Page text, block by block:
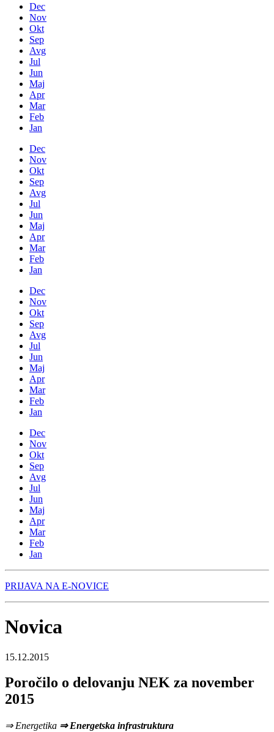
Dec
Nov
Okt
Sep
Avg
Jul
Jun
Maj
Apr
Mar
Feb
Jan
Dec
Nov
Okt
Sep
Avg
Jul
Jun
Maj
Apr
Mar
Feb
Jan
Dec
Nov
Okt
Sep
Avg
Jul
Jun
Maj
Apr
Mar
Feb
Jan
Dec
Nov
Okt
Sep
Avg
Jul
Jun
Maj
Apr
Mar
Feb
Jan
PRIJAVA NA E-NOVICE
Novica
15.12.2015
Poročilo o delovanju NEK za november
2015
⇒ Energetika ⇒ Energetska infrastruktura